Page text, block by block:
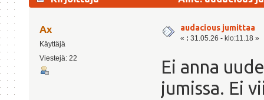
Ax
Käyttäjä
Viestejä: 22
audacious jumittaa
« : 31.05.26 - klo:11.18 »
Ei anna
jumissa. Ei